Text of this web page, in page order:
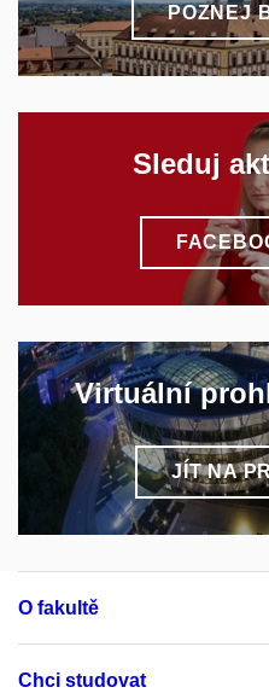
POZNEJ
Sleduj
Virtuální
JÍT NA
O fakultě
Chci studovat